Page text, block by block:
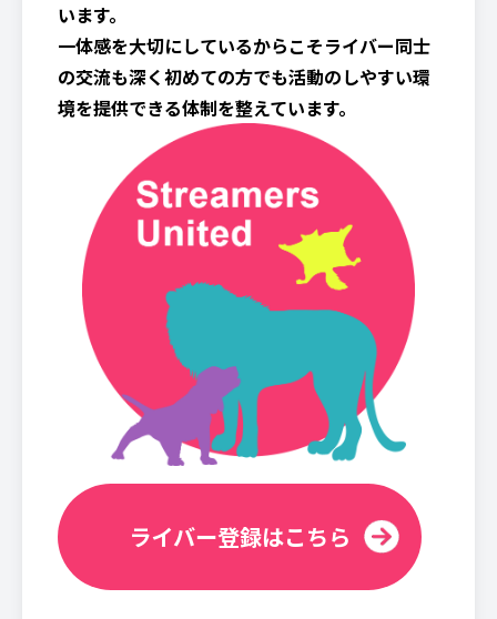
います。
一体感を大切にしているからこそライバー同士
の交流も深く初めての方でも活動のしやすい環
境を提供できる体制を整えています。
ライバー登録はこちら